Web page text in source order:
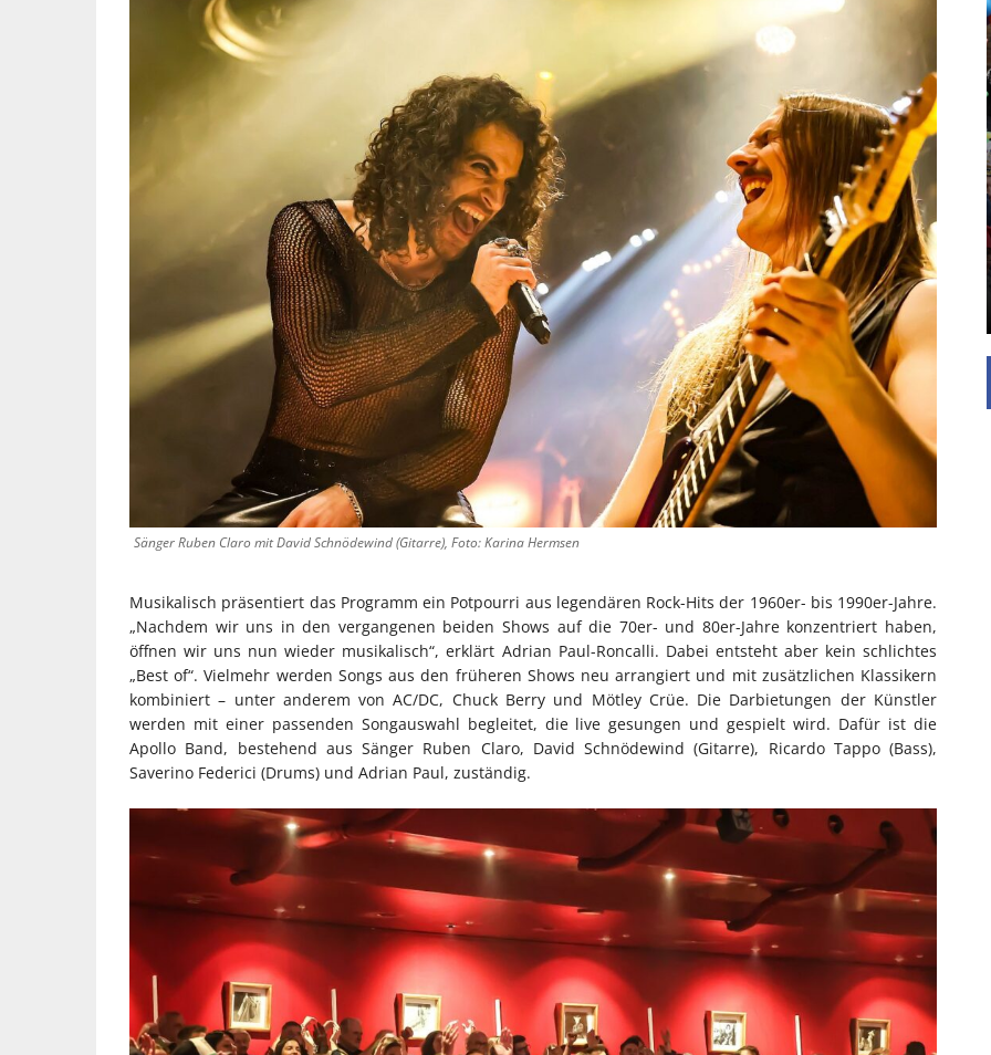
Sänger Ruben Claro mit David Schnödewind (Gitarre), Foto: Karina Hermsen
Musikalisch präsentiert das Programm ein Potpourri aus legendären Rock-Hits der 1960er- bis 1990er-Jahre.
„Nachdem wir uns in den vergangenen beiden Shows auf die 70er- und 80er-Jahre konzentriert haben,
öffnen wir uns nun wieder musikalisch“, erklärt Adrian Paul-Roncalli. Dabei entsteht aber kein schlichtes
„Best of“. Vielmehr werden Songs aus den früheren Shows neu arrangiert und mit zusätzlichen Klassikern
kombiniert – unter anderem von AC/DC, Chuck Berry und Mötley Crüe. Die Darbietungen der Künstler
werden mit einer passenden Songauswahl begleitet, die live gesungen und gespielt wird. Dafür ist die
Apollo Band, bestehend aus Sänger Ruben Claro, David Schnödewind (Gitarre), Ricardo Tappo (Bass),
Saverino Federici (Drums) und Adrian Paul, zuständig.
INDUSTRIELLER CHIC: WIE
KUNSTSTOFFFENSTER DEN
LOFT-STIL IN IHREM
EINFAMILIENHAUS
UNTERSTÜTZEN
Die Inspiration des industriellen Chics sind die
Werkshallen des Industriezeitalters. Die Basis für
diesen Stil sind große Räume, schlicht gehalten
mit rustikalen Elementen und großen
Fensterflächen. Wie so vieles wurde ...